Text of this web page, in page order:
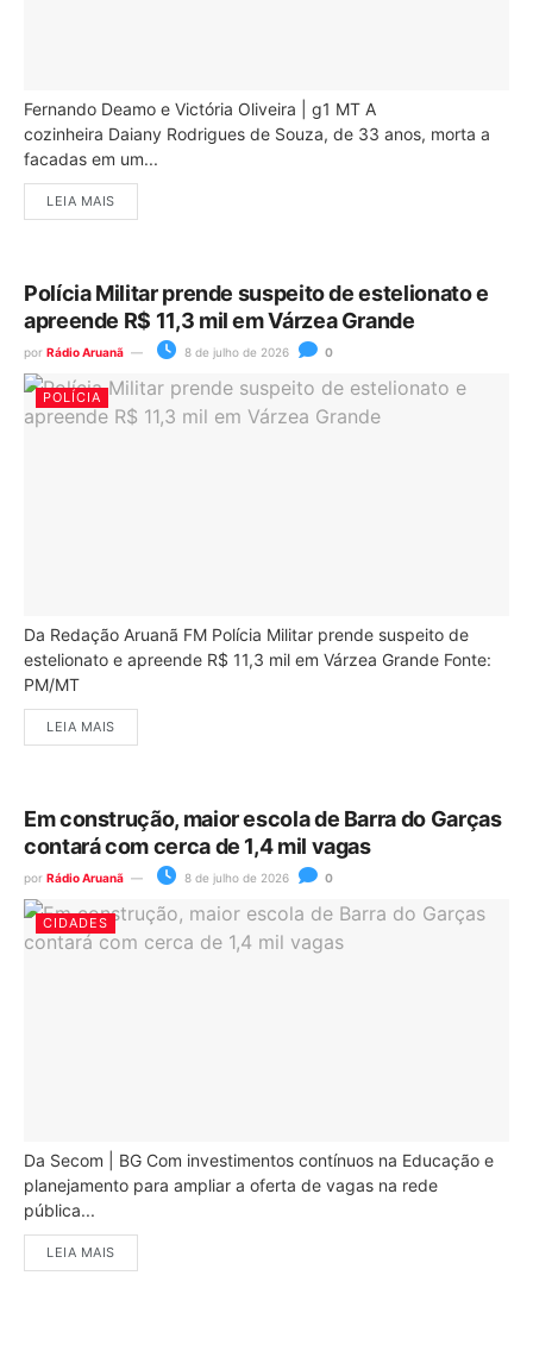
Fernando Deamo e Victória Oliveira | g1 MT A
cozinheira Daiany Rodrigues de Souza, de 33 anos, morta a
facadas em um...
LEIA MAIS
Polícia Militar prende suspeito de estelionato e
apreende R$ 11,3 mil em Várzea Grande
por Rádio Aruanã 8 de julho de 2026 0
POLÍCIA
Da Redação Aruanã FM Polícia Militar prende suspeito de
estelionato e apreende R$ 11,3 mil em Várzea Grande Fonte:
PM/MT
LEIA MAIS
Em construção, maior escola de Barra do Garças
contará com cerca de 1,4 mil vagas
por Rádio Aruanã 8 de julho de 2026 0
CIDADES
Da Secom | BG Com investimentos contínuos na Educação e
planejamento para ampliar a oferta de vagas na rede
pública...
LEIA MAIS